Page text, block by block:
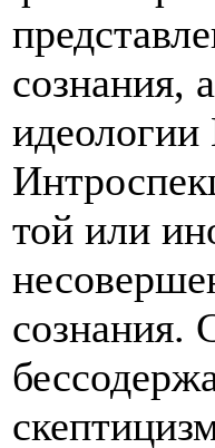
сознания,
идеологии
той или
сознания.